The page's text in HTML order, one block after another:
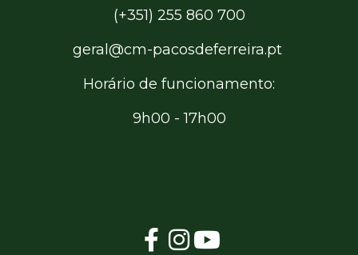
(+351) 255 860 700
geral@cm-pacosdeferreira.pt
Horário de funcionamento:
9h00 - 17h00